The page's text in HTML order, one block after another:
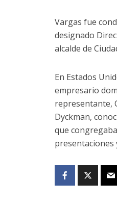
Vargas fue
designado
alcalde de
En Estados
empresario
representante,
Dyckman,
que
presentaciones